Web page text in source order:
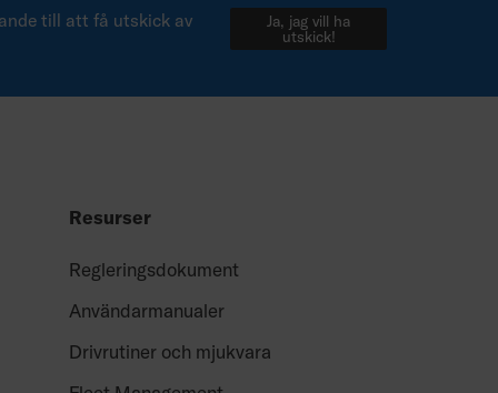
till att få utskick av
Ja, jag vill ha
utskick!
Resurser
Regleringsdokument
Användarmanualer
Drivrutiner och mjukvara